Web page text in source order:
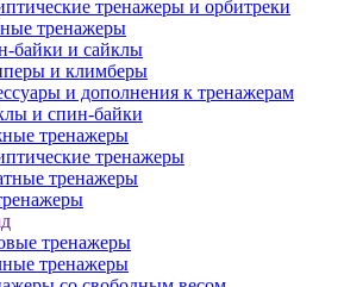
тренажеры и орбитреки
тренажеры
байки и сайклы
и климберы
и дополнения к тренажерам
и спин-байки
тренажеры
тренажеры
тренажеры
тренажеры
тренажеры